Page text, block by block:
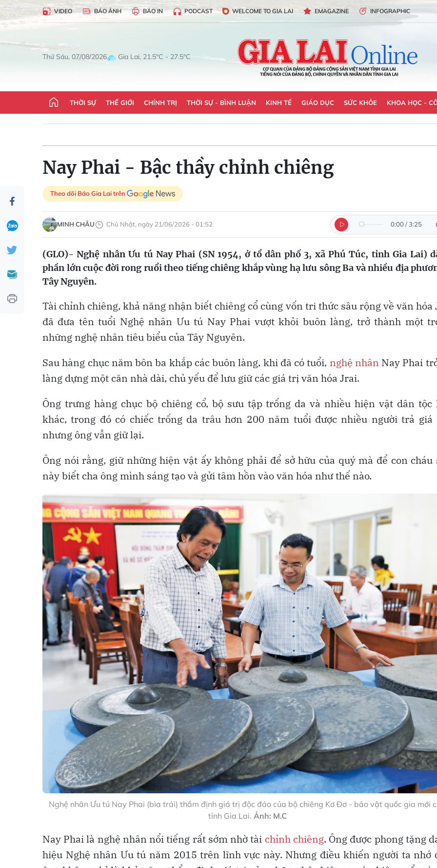
VIDEO BÁO ẢNH BÁO IN PODCAST WELCOME TO GIA LAI EMAGAZINE INFOGRAPHIC
Thứ Sáu, 07/08/2026 Gia Lai, 21.5°C - 27.5°C
THỜI SỰ THẾ GIỚI CHÍNH TRỊ THỜI SỰ - BÌNH LUẬN KINH TẾ GIÁO DỤC SỨC KHỎE KHOA HỌC -
Nay Phai - Bậc thầy chỉnh chiêng
Theo dõi Báo Gia Lai trên
MINH CHÂU Chủ Nhật, ngày 21/06/2026 - 01:52 0:00 / 3:25
(GLO)- Nghệ nhân Ưu tú Nay Phai (SN 1954, ở tổ dân phố 3, xã Phú Túc, tỉnh Gia Lai)
phần lớn cuộc đời rong ruổi theo tiếng chiêng khắp vùng hạ lưu sông Ba và nhiều địa
Tây Nguyên.
Tài chỉnh chiêng, khả năng nhận biết chiêng cổ cùng vốn tri thức sâu rộng về văn hóa
đã đưa tên tuổi Nghệ nhân Ưu tú Nay Phai vượt khỏi buôn làng, trở thành một
những nghệ nhân tiêu biểu của Tây Nguyên.
Sau hàng chục năm bôn ba khắp các buôn làng, khi đã có tuổi, nghệ nhân Nay Phai
làng dựng một căn nhà dài, chủ yếu để lưu giữ các giá trị văn hóa Jrai.
Ông trưng hàng chục bộ chiêng cổ, bộ sưu tập trống da và nhiều hiện vật dân tộc
khác, trong đó có chiếc trống da trâu hơn 200 năm tuổi được nhiều người trả giá
nhưng ông vẫn giữ lại.
Ông nói rằng, giữ những hiện vật ấy không phải để sở hữu của quý mà để con cháu
này biết cha ông mình sáng tạo và gửi tâm hồn vào văn hóa như thế nào.
Nghệ nhân Ưu tú Nay Phai (bìa trái) thẩm định giá trị độc đáo của bộ chiêng Kơ Đơ - bảo vật quốc gia mới
tỉnh Gia Lai. Ảnh: M.C
Nay Phai là nghệ nhân nổi tiếng rất sớm nhờ tài chỉnh chiêng. Ông được phong tặng
hiệu Nghệ nhân Ưu tú năm 2015 trên lĩnh vực này. Nhưng điều khiến người ta nhớ